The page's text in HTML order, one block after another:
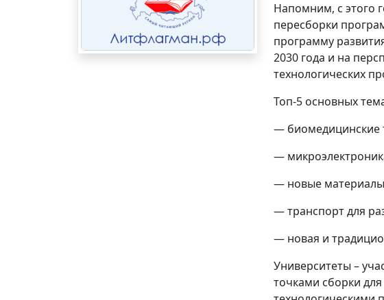
Напомним, с этого
пересборки
программу
2030 года и на
технологических
Топ-5 основных
— биомедицинские
—
— новые
— транспорт для
— новая и
Университеты –
точками сборки